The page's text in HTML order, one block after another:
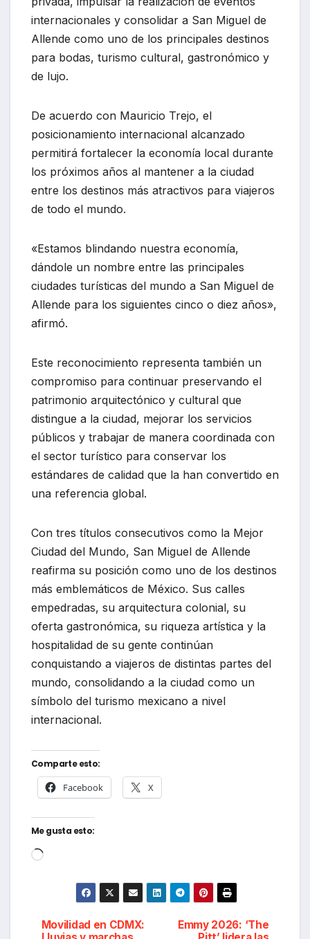
internacionales y consolidar a San Miguel de
Allende como uno de los principales destinos
para bodas, turismo cultural, gastronómico y
de lujo.
De acuerdo con Mauricio Trejo, el
posicionamiento internacional alcanzado
permitirá fortalecer la economía local durante
los próximos años al mantener a la ciudad
entre los destinos más atractivos para viajeros
de todo el mundo.
«Estamos blindando nuestra economía,
dándole un nombre entre las principales
ciudades turísticas del mundo a San Miguel de
Allende para los siguientes cinco o diez años»,
afirmó.
Este reconocimiento representa también un
compromiso para continuar preservando el
patrimonio arquitectónico y cultural que
distingue a la ciudad, mejorar los servicios
públicos y trabajar de manera coordinada con
el sector turístico para conservar los
estándares de calidad que la han convertido en
una referencia global.
Con tres títulos consecutivos como la Mejor
Ciudad del Mundo, San Miguel de Allende
reafirma su posición como uno de los destinos
más emblemáticos de México. Sus calles
empedradas, su arquitectura colonial, su
oferta gastronómica, su riqueza artística y la
hospitalidad de su gente continúan
conquistando a viajeros de distintas partes del
mundo, consolidando a la ciudad como un
símbolo del turismo mexicano a nivel
internacional.
Comparte esto:
Facebook X
Me gusta esto:
Cargando...
Navegación
Emmy 2026: ‘The
Movilidad en CDMX: